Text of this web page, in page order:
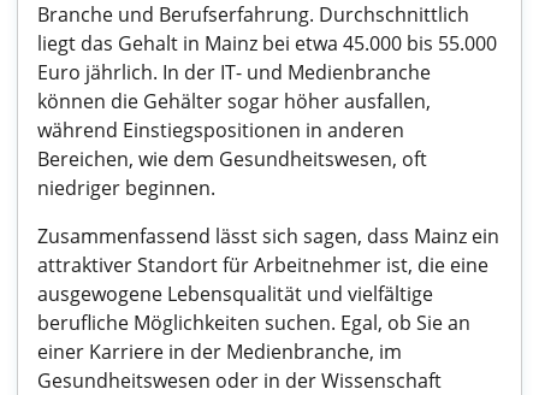
Branche und Berufserfahrung. Durchschnittlich
liegt das Gehalt in Mainz bei etwa 45.000 bis 55.000
Euro jährlich. In der IT- und Medienbranche
können die Gehälter sogar höher ausfallen,
während Einstiegspositionen in anderen
Bereichen, wie dem Gesundheitswesen, oft
niedriger beginnen.
Zusammenfassend lässt sich sagen, dass Mainz ein
attraktiver Standort für Arbeitnehmer ist, die eine
ausgewogene Lebensqualität und vielfältige
berufliche Möglichkeiten suchen. Egal, ob Sie an
einer Karriere in der Medienbranche, im
Gesundheitswesen oder in der Wissenschaft